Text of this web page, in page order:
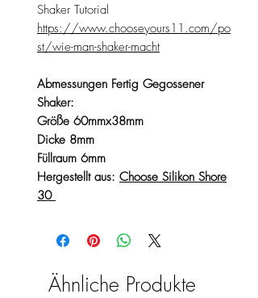
Shaker Tutorial
https://www.chooseyours11.com/po
st/wie-man-shaker-macht
Abmessungen Fertig Gegossener
Shaker:
Größe 60mmx38mm
Dicke 8mm
Füllraum 6mm
Hergestellt aus: Choose Silikon Shore
30
Ähnliche Produkte